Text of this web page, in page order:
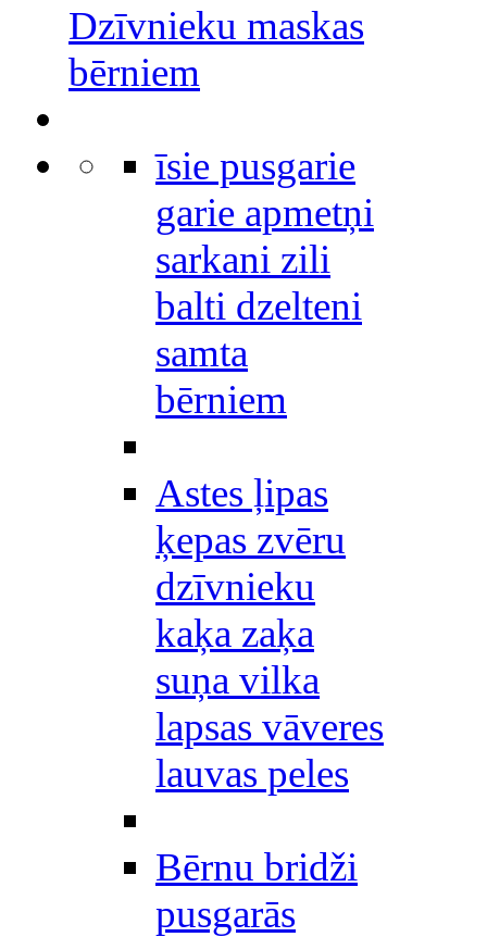
Dzīvnieku maskas
bērniem
īsie pusgarie
garie apmetņi
sarkani zili
balti dzelteni
samta
bērniem
Astes ļipas
ķepas zvēru
dzīvnieku
kaķa zaķa
suņa vilka
lapsas vāveres
lauvas peles
Bērnu bridži
pusgarās